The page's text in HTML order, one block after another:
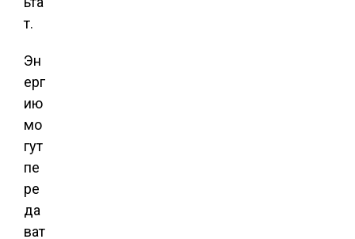
т.
Эн
ерг
ию
мо
гут
пе
ре
да
ват